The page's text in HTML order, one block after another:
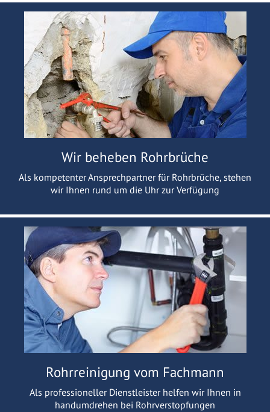
Wir beheben Rohrbrüche
Als kompetenter Ansprechpartner für Rohrbrüche, stehen
wir Ihnen rund um die Uhr zur Verfügung
Rohrreinigung vom Fachmann
Als professioneller Dienstleister helfen wir Ihnen in
handumdrehen bei Rohrverstopfungen